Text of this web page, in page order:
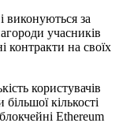
виконуються за
учасників
контракти на своїх
користувачів
кількості
Ethereum